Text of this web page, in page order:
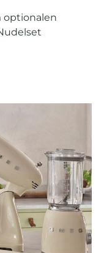
optionalen